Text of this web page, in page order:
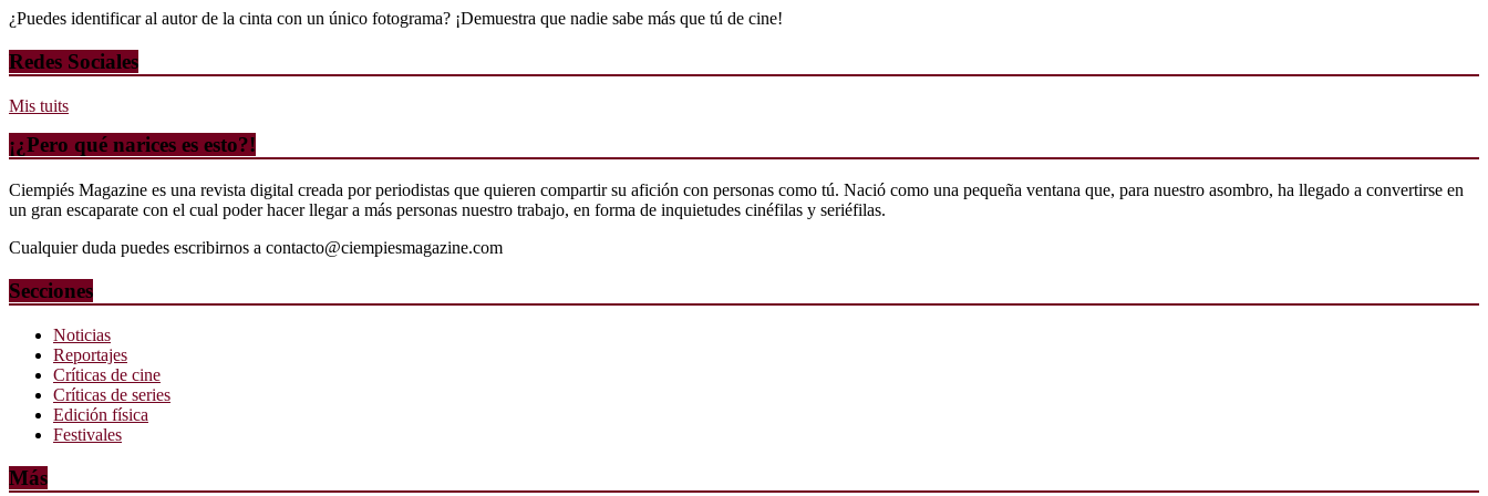
¿Puedes identificar al autor de la cinta con un único fotograma? ¡Demuestra que nadie sabe más que tú de cine!
Redes Sociales
Mis tuits
¡¿Pero qué narices es esto?!
Ciempiés Magazine es una revista digital creada por periodistas que quieren compartir su afición con personas como tú. Nació como una pequeña ventana que, para nuestro asombro, ha llegado a convertirse en
un gran escaparate con el cual poder hacer llegar a más personas nuestro trabajo, en forma de inquietudes cinéfilas y seriéfilas.
Cualquier duda puedes escribirnos a contacto@ciempiesmagazine.com
Secciones
Noticias
Reportajes
Críticas de cine
Críticas de series
Edición física
Festivales
Más